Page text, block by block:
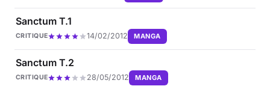
Sanctum T.1
CRITIQUE 14/02/2012 MANGA
Sanctum T.2
CRITIQUE 28/05/2012 MANGA